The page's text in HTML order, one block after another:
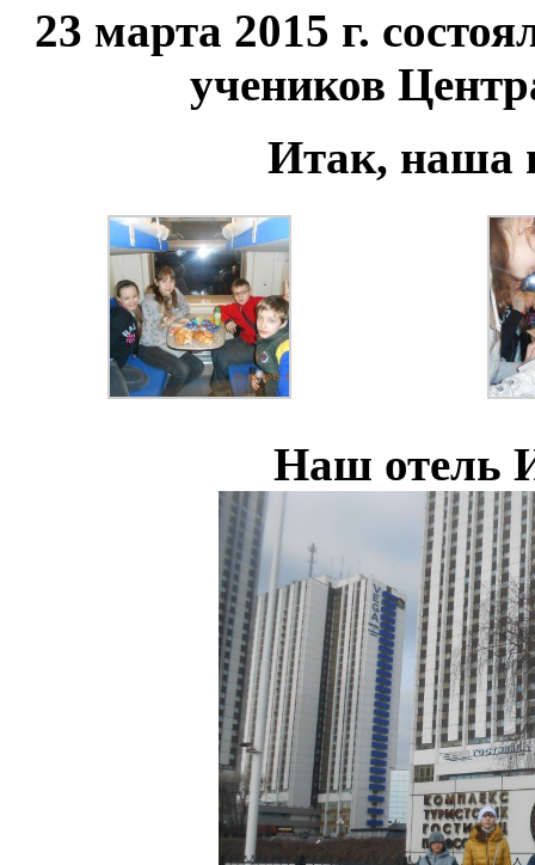
23 марта 2015 г.
учеников
Итак, наша
Наш отель